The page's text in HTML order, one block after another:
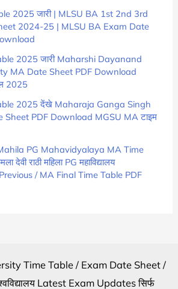
2025 जारी | MLSU BA 1st 2nd 3rd
2024-25 | MLSU BA Exam Date
2025 जारी Maharshi Dayanand
MA Date Sheet PDF Download
2025
2025 देंखे Maharaja Ganga Singh
PDF Download MGSU MA टाइम
PG Mahavidyalaya MA Time
देवी राठी महिला PG महाविद्यालय
/ MA Final Time Table PDF
Time Table / Exam Date Sheet /
Latest Exam Updates सिर्फ